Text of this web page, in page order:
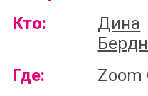
Кто:
Дина
Где:
Zoom